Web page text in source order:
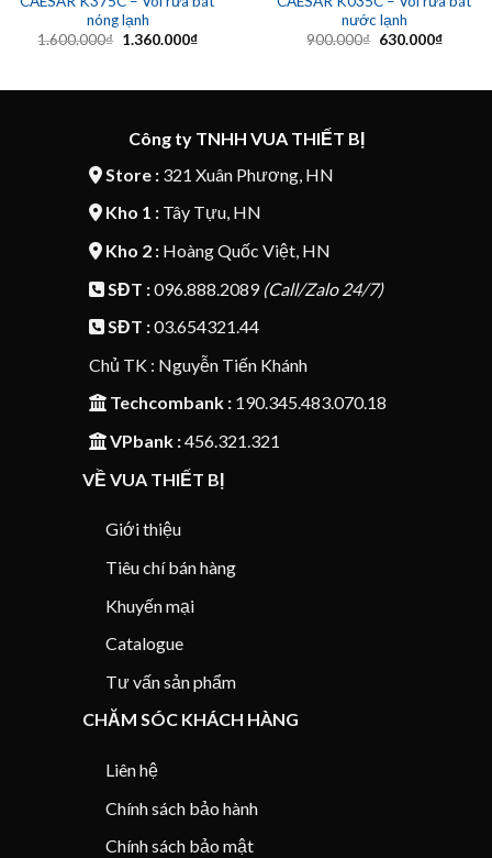
nóng lạnh
1.600.000₫ Giá
1.360.000₫Giá
1.360.000₫.
nước lạnh
900.000₫ Giá
630.000₫Giá
Công ty TNHH VUA THIẾT BỊ
Store :321 Xuân Phương, HN
Kho 1 :Tây Tựu, HN
Kho 2 :Hoàng Quốc Việt, HN
SĐT :096.888.2089 (Call/Zalo 24/7)
SĐT :03.654321.44
Chủ TK : Nguyễn Tiến Khánh
Techcombank :190.345.483.070.18
VPbank :456.321.321
VỀ VUA THIẾT BỊ
Giới thiệu
Tiêu chí bán hàng
Khuyến mại
Catalogue
Tư vấn sản phẩm
CHĂM SÓC KHÁCH HÀNG
Liên hệ
Chính sách bảo hành
Chính sách bảo mật